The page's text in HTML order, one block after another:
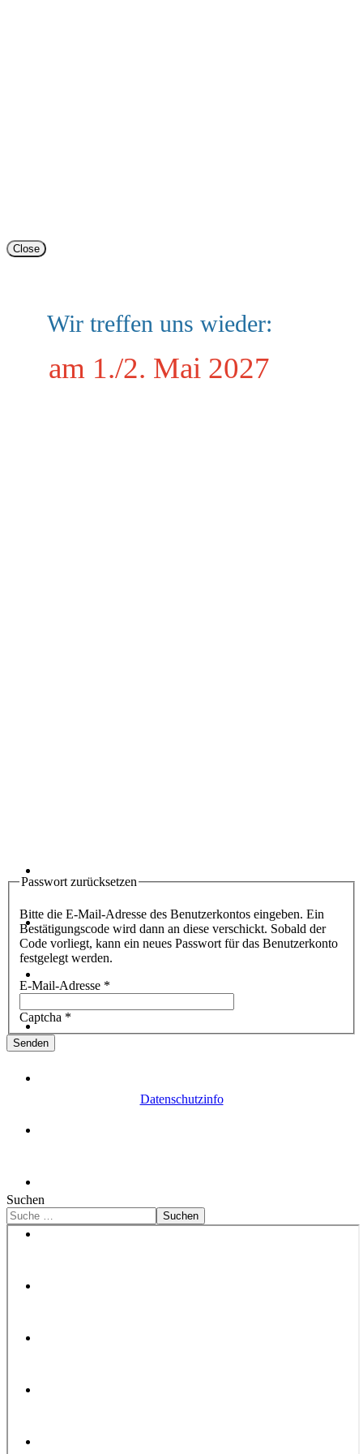
Close
Wir treffen uns wieder:
am 1./2. Mai 2027
Passwort zurücksetzen
Bitte die E-Mail-Adresse des Benutzerkontos eingeben. Ein
Bestätigungscode wird dann an diese verschickt. Sobald der
Code vorliegt, kann ein neues Passwort für das Benutzerkonto
festgelegt werden.
E-Mail-Adresse *
Captcha *
Senden
Datenschutzinfo
Copyrigth © 2009 Freundeskreis Laubacher Kantorei -
Suchen
Suchen